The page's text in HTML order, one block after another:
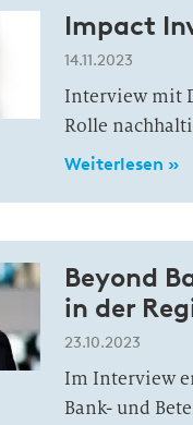
Impact
14.11.2023
Interview mit
Rolle
Weiterlesen »
Beyond
in der
23.10.2023
Im Interview
Bank- und